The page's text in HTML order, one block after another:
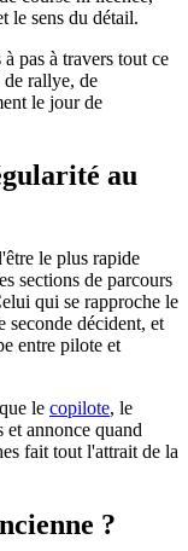
le sens du détail.
pas à travers tout ce
rallye, de
le jour de
au
le plus rapide
sections de parcours
qui se rapproche le
seconde décident, et
entre pilote et
le copilote, le
et annonce quand
fait tout l'attrait de la
?